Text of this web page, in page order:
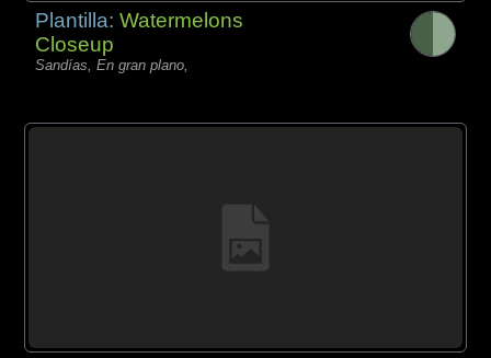
Plantilla:Watermelons
Closeup
Sandías, En gran plano,